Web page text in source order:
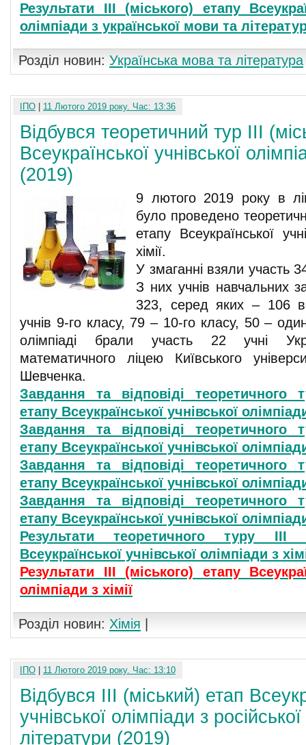
Результати ІІІ (міського) етапу
олімпіади з української мови та
Розділ новин: Українська мова та література
ІПО 11 Лютого 2019 року. Час: 13:36
Відбувся теоретичний тур ІІІ
Всеукраїнської учнівської
(2019)
9 лютого 2019 року в
було проведено
етапу Всеукраїнської
хімії.
У змаганні взяли участь
З них учнів навчальних
323, серед яких – 106
учнів 9-го класу, 79 – 10-го класу, 50 –
олімпіаді брали участь 22 учні
математичного ліцею Київського
Шевченка.
Завдання та відповіді теоретичного
етапу Всеукраїнської учнівської
Завдання та відповіді теоретичного
етапу Всеукраїнської учнівської
Завдання та відповіді теоретичного
етапу Всеукраїнської учнівської
Завдання та відповіді теоретичного
етапу Всеукраїнської учнівської
Результати теоретичного туру ІІІ
Всеукраїнської учнівської олімпіади з
Результати ІІІ (міського) етапу
олімпіади з хімії
Розділ новин: Хімія
ІПО 11 Лютого 2019 року. Час: 13:10
Відбувся ІІІ (міський) етап
учнівської олімпіади з
літератури (2019)